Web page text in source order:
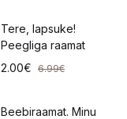
Tere, lapsuke!
Peegliga raamat
2.00€ 6.99€
Beebiraamat. Minu